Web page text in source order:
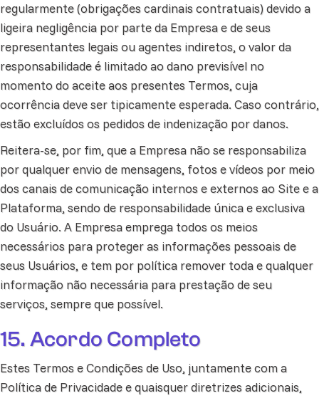
regularmente (obrigações cardinais contratuais) devido a
ligeira negligência por parte da Empresa e de seus
representantes legais ou agentes indiretos, o valor da
responsabilidade é limitado ao dano previsível no
momento do aceite aos presentes Termos, cuja
ocorrência deve ser tipicamente esperada. Caso contrário,
estão excluídos os pedidos de indenização por danos.
Reitera-se, por fim, que a Empresa não se responsabiliza
por qualquer envio de mensagens, fotos e vídeos por meio
dos canais de comunicação internos e externos ao Site e a
Plataforma, sendo de responsabilidade única e exclusiva
do Usuário. A Empresa emprega todos os meios
necessários para proteger as informações pessoais de
seus Usuários, e tem por política remover toda e qualquer
informação não necessária para prestação de seu
serviços, sempre que possível.
15. Acordo Completo
Estes Termos e Condições de Uso, juntamente com a
Política de Privacidade e quaisquer diretrizes adicionais,